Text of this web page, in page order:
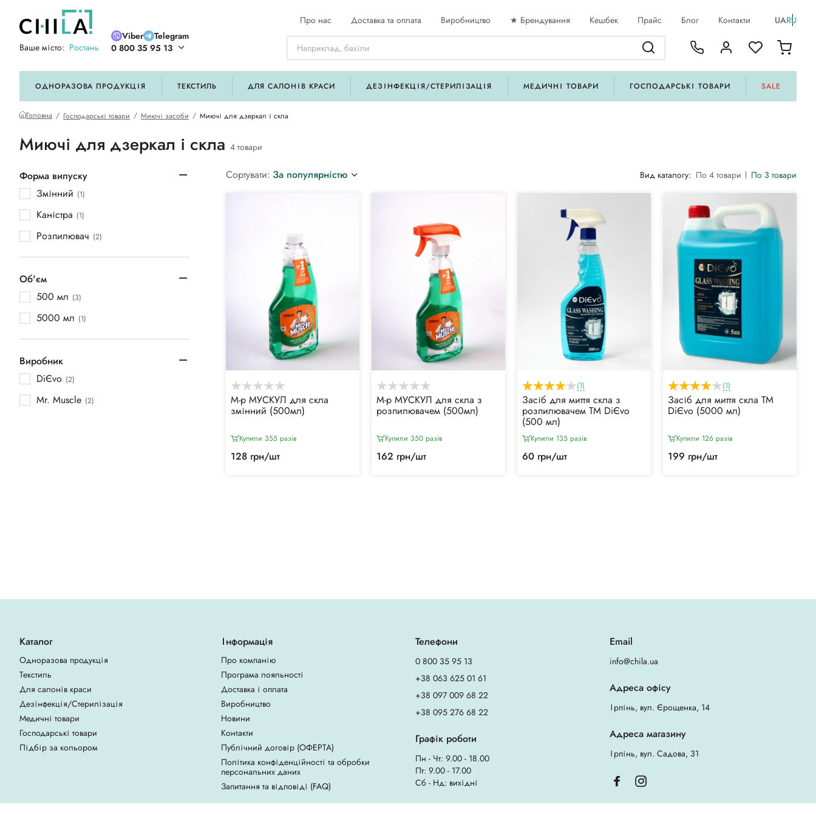
Ваше місто: Ростань
Viber
Telegram
0 800 35 95 13
Про нас Доставка та оплата Виробництво ★ Брендування Кешбек Прайс Блог Контакти UARU
ОДНОРАЗОВА ПРОДУКЦІЯ ТЕКСТИЛЬ ДЛЯ САЛОНІВ КРАСИ ДЕЗІНФЕКЦІЯ/СТЕРИЛІЗАЦІЯ МЕДИЧНІ ТОВАРИ ГОСПОДАРСЬКІ ТОВАРИ SALE
Головна Господарські товари Миючі засоби Миючі для дзеркал і скла
Миючі для дзеркал і скла 4 товари
Форма випуску
Змінний (1)
Каністра (1)
Розпилювач (2)
Об'єм
500 мл (3)
5000 мл (1)
Виробник
DiЄvo (2)
Mr. Muscle (2)
Сортувати: За популярністю Вид каталогу: По 4 товари По 3 товари
М-р МУСКУЛ для скла
змінний (500мл)
Купили 355 разiв
128 грн/шт
М-р МУСКУЛ для скла з
розпилювачем (500мл)
Купили 350 разiв
162 грн/шт
(1)
Засіб для миття скла з
розпилювачем ТМ DiЄvo
(500 мл)
Купили 135 разiв
60 грн/шт
(1)
Засіб для миття скла ТМ
DiЄvo (5000 мл)
Купили 126 разiв
199 грн/шт
Каталог
Одноразова продукція
Текстиль
Для салонів краси
Дезінфекція/Стерилізація
Медичні товари
Господарські товари
Підбір за кольором
Інформація
Про компанію
Програма лояльності
Доставка і оплата
Виробництво
Новини
Контакти
Публічний договір (ОФЕРТА)
Політика конфіденційності та обробки
персональних даних
Запитання та відповіді (FAQ)
Телефони
0 800 35 95 13
+38 063 625 01 61
+38 097 009 68 22
+38 095 276 68 22
Графік роботи
Пн - Чт: 9.00 - 18.00
Пт: 9.00 - 17.00
Сб - Нд: вихідні
Email
info@chila.ua
Адреса офісу
Ірпінь, вул. Єрощенка, 14
Адреса магазину
Ірпінь, вул. Садова, 31